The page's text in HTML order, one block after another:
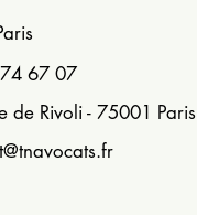
de Rivoli - 75001 Paris
67 07